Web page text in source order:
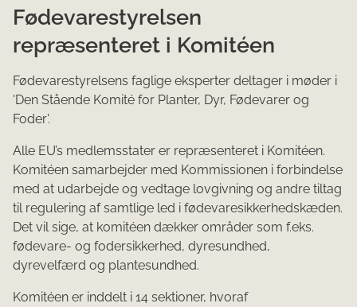
Fødevarestyrelsen
repræsenteret i Komitéen
Fødevarestyrelsens faglige eksperter deltager i møder i
'Den Stående Komité for Planter, Dyr, Fødevarer og
Foder'.
Alle EU’s medlemsstater er repræsenteret i Komitéen.
Komitéen samarbejder med Kommissionen i forbindelse
med at udarbejde og vedtage lovgivning og andre tiltag
til regulering af samtlige led i fødevaresikkerhedskæden.
Det vil sige, at komitéen dækker områder som f.eks.
fødevare- og fodersikkerhed, dyresundhed,
dyrevelfærd og plantesundhed.
Komitéen er inddelt i 14 sektioner, hvoraf